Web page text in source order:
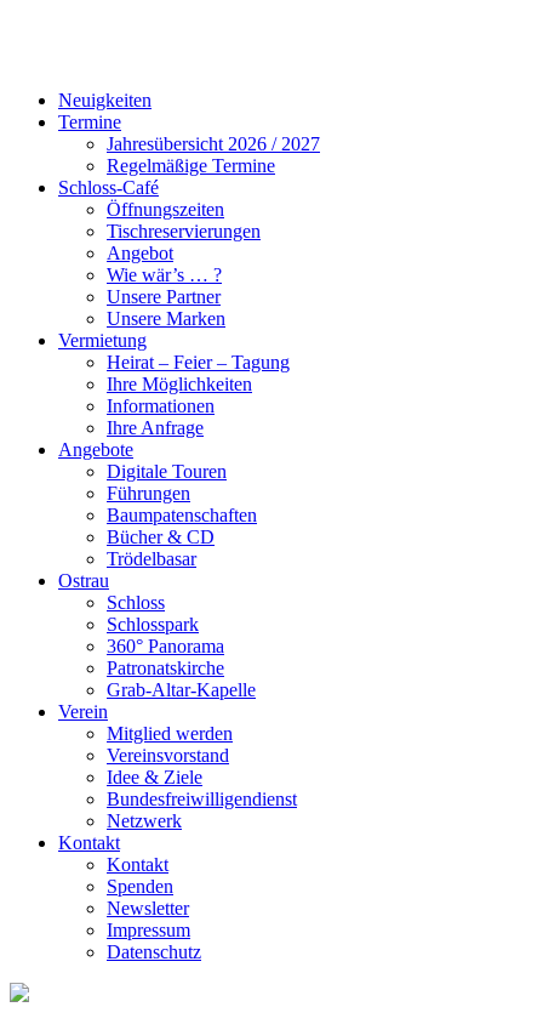
Neuigkeiten
Termine
Jahresübersicht 2026 / 2027
Regelmäßige Termine
Schloss-Café
Öffnungszeiten
Tischreservierungen
Angebot
Wie wär’s … ?
Unsere Partner
Unsere Marken
Vermietung
Heirat – Feier – Tagung
Ihre Möglichkeiten
Informationen
Ihre Anfrage
Angebote
Digitale Touren
Führungen
Baumpatenschaften
Bücher & CD
Trödelbasar
Ostrau
Schloss
Schlosspark
360° Panorama
Patronatskirche
Grab-Altar-Kapelle
Verein
Mitglied werden
Vereinsvorstand
Idee & Ziele
Bundesfreiwilligendienst
Netzwerk
Kontakt
Kontakt
Spenden
Newsletter
Impressum
Datenschutz